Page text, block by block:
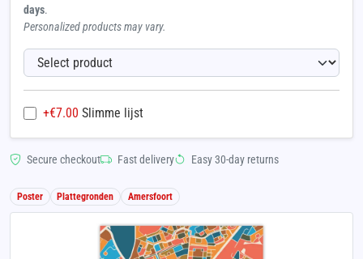
days.
Personalized products may vary.
+€7.00 Slimme lijst
Secure checkout Fast delivery Easy 30-day returns
Poster Plattegronden Amersfoort